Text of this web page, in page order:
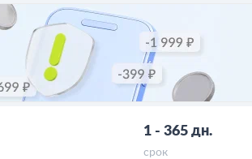
1 - 365 дн.
срок